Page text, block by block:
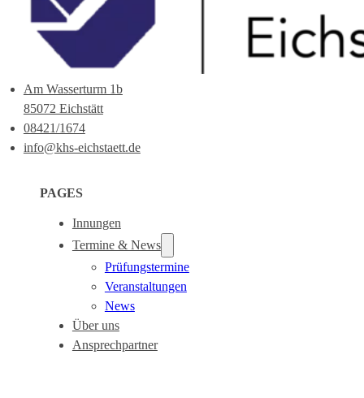
Am Wasserturm 1b
85072 Eichstätt
08421/1674
info@khs-eichstaett.de
PAGES
Innungen
Termine & News
Prüfungstermine
Veranstaltungen
News
Über uns
Ansprechpartner